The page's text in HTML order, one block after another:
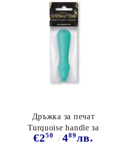
Дръжка за печат
Turquoise handle за
восък
€250 489лв.